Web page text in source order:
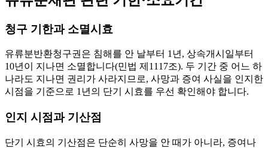
청구 기한과 소멸시효
유류분반환청구권은 침해를 안 날부터 1년, 상속개시일부터
10년이 지나면 소멸합니다(민법 제1117조). 두 기간 중 어느 하
나라도 지나면 권리가 사라지므로, 사망과 증여 사실을 인지한
시점을 기준으로 1년의 단기 시효를 우선 확인해야 합니다.
인지 시점과 기산점
단기 시효의 기산점은 단순히 사망을 안 때가 아니라, 증여나